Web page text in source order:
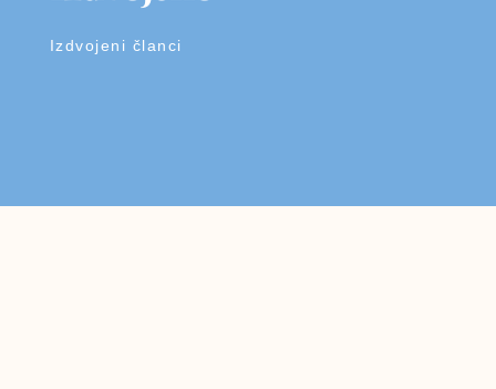
Izdvojeni članci